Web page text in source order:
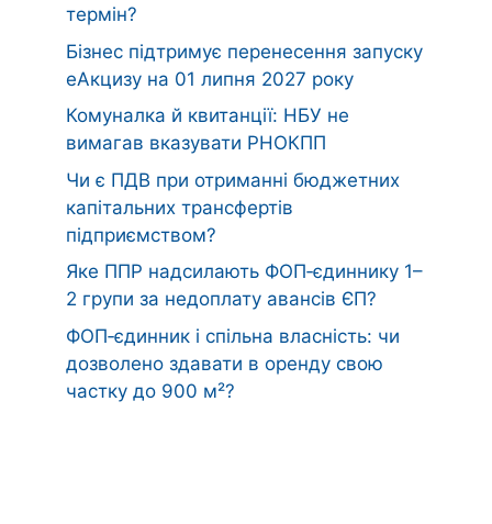
термін?
Бізнес підтримує перенесення запуску
еАкцизу на 01 липня 2027 року
Комуналка й квитанції: НБУ не
вимагав вказувати РНОКПП
Чи є ПДВ при отриманні бюджетних
капітальних трансфертів
підприємством?
Яке ППР надсилають ФОП‑єдиннику 1–
2 групи за недоплату авансів ЄП?
ФОП‑єдинник і спільна власність: чи
дозволено здавати в оренду свою
частку до 900 м²?